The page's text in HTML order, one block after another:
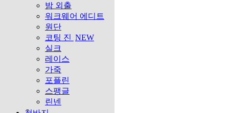
밤 외출
워크웨어 에디트
원단
코팅 진 NEW
실크
레이스
가죽
포플린
스팽글
린넨